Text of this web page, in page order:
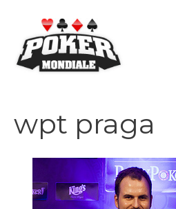
contenuto
wpt praga